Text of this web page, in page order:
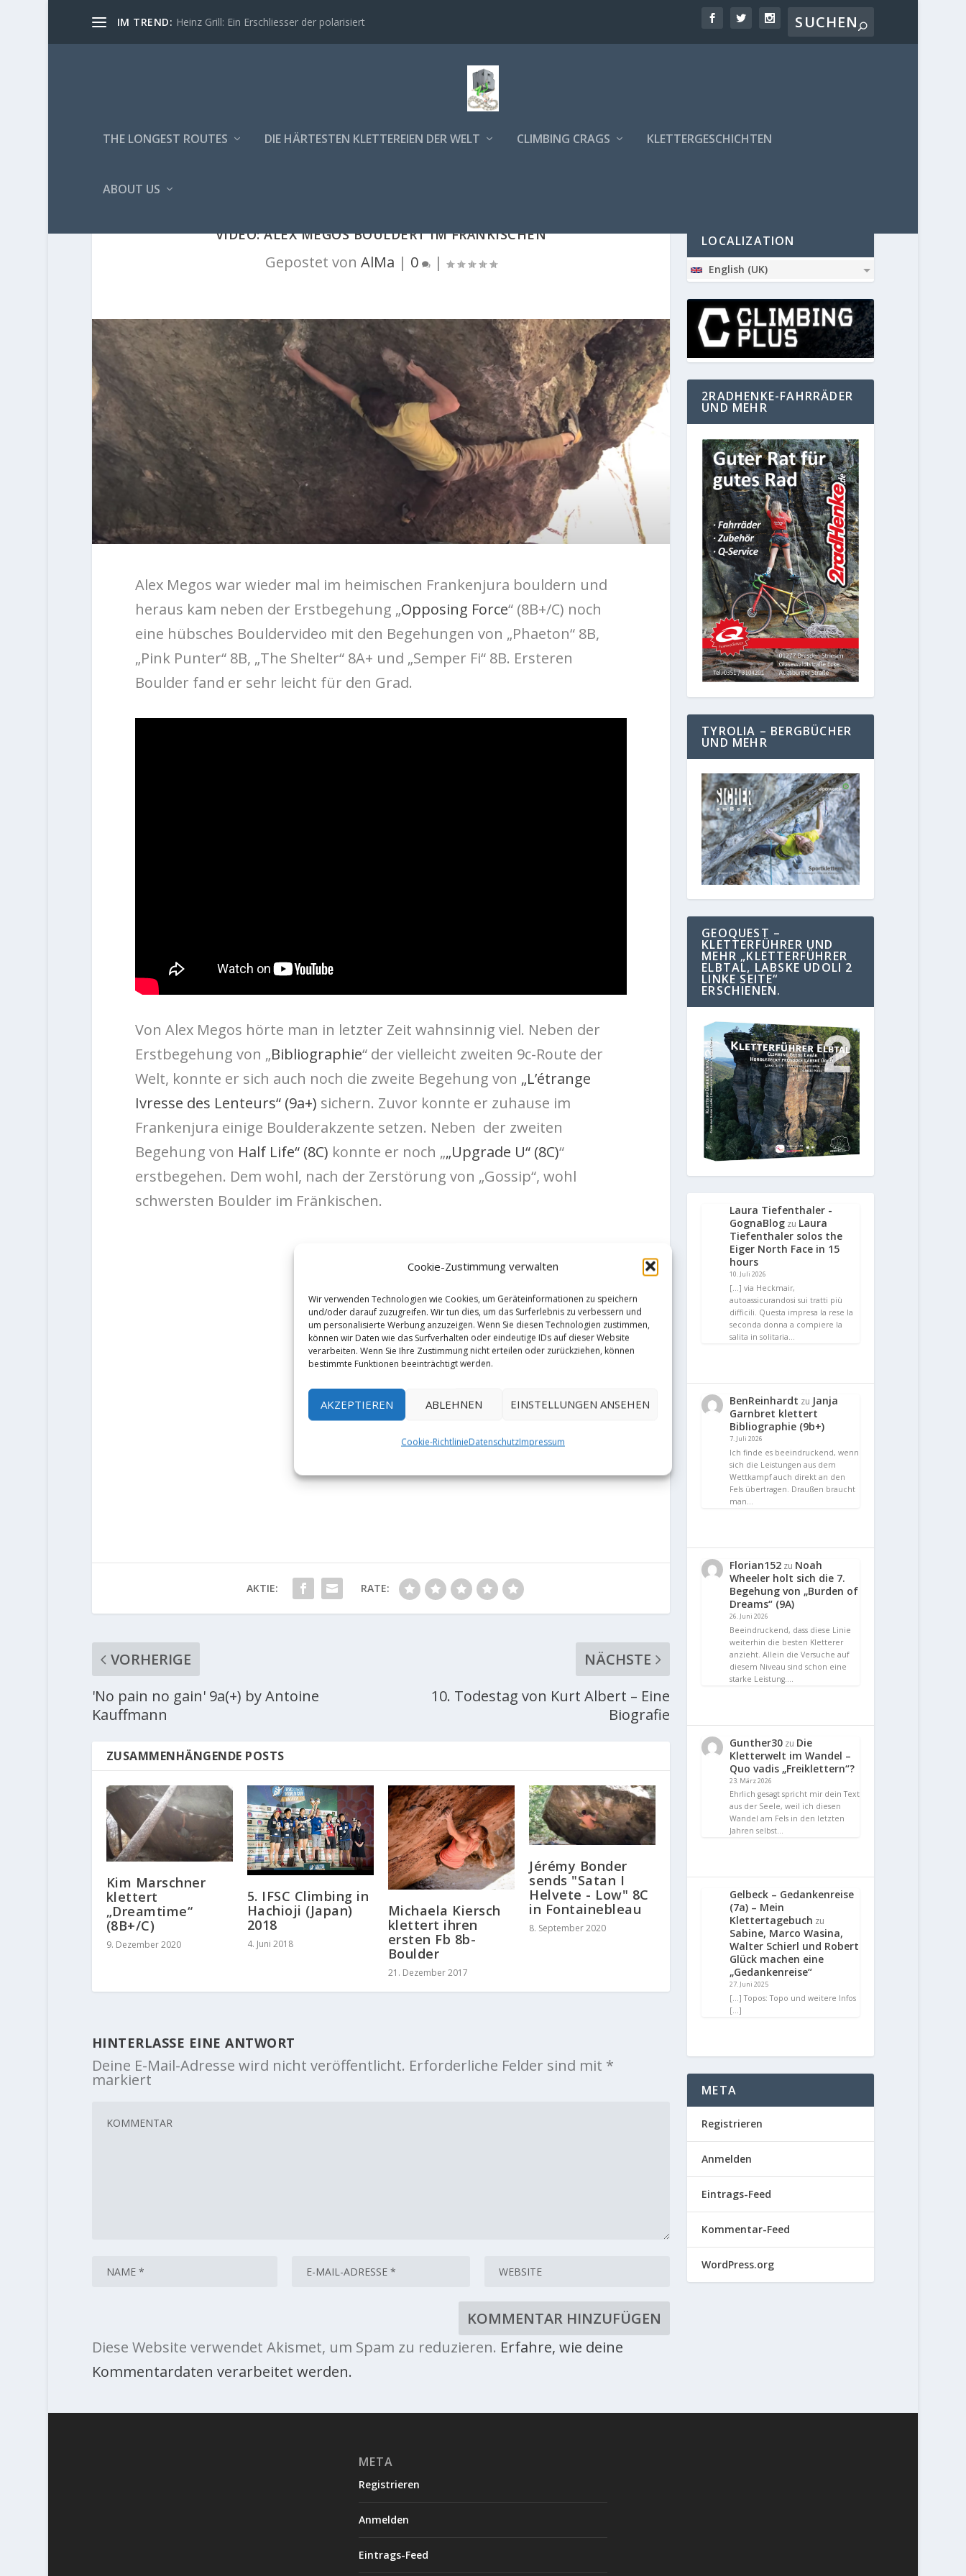
Cookie-Zustimmung verwalten
Wir verwenden Technologien wie Cookies, um Geräteinformationen zu speichern
und/oder darauf zuzugreifen. Wir tun dies, um das Surferlebnis zu verbessern und
um personalisierte Werbung anzuzeigen. Wenn Sie diesen Technologien zustimmen,
können wir Daten wie das Surfverhalten oder eindeutige IDs auf dieser Website
verarbeiten. Wenn Sie Ihre Zustimmung nicht erteilen oder zurückziehen, können
bestimmte Funktionen beeinträchtigt werden.
AKZEPTIEREN ABLEHNEN EINSTELLUNGEN ANSEHEN
Cookie-RichtlinieDatenschutzImpressum
IM TREND: Heinz Grill: Ein Erschliesser der polarisiert
THE LONGEST ROUTES DIE HÄRTESTEN KLETTEREIEN DER WELT CLIMBING CRAGS KLETTERGESCHICHTEN
ABOUT US
VIDEO: ALEX MEGOS BOULDERT IM FRÄNKISCHEN
Gepostet von AlMa | 0 |
Alex Megos war wieder mal im heimischen Frankenjura bouldern und
heraus kam neben der Erstbegehung „Opposing Force“ (8B+/C) noch
eine hübsches Bouldervideo mit den Begehungen von „Phaeton“ 8B,
„Pink Punter“ 8B, „The Shelter“ 8A+ und „Semper Fi“ 8B. Ersteren
Boulder fand er sehr leicht für den Grad.
Von Alex Megos hörte man in letzter Zeit wahnsinnig viel. Neben der
Erstbegehung von „Bibliographie“ der vielleicht zweiten 9c-Route der
Welt, konnte er sich auch noch die zweite Begehung von „L’étrange
Ivresse des Lenteurs“ (9a+) sichern. Zuvor konnte er zuhause im
Frankenjura einige Boulderakzente setzen. Neben der zweiten
Begehung von Half Life“ (8C) konnte er noch „„Upgrade U“ (8C)“
erstbegehen. Dem wohl, nach der Zerstörung von „Gossip“, wohl
schwersten Boulder im Fränkischen.
AKTIE: RATE:
VORHERIGE
'No pain no gain' 9a(+) by Antoine
Kauffmann
NÄCHSTE
10. Todestag von Kurt Albert – Eine
Biografie
ZUSAMMENHÄNGENDE POSTS
Kim Marschner
klettert
„Dreamtime“
(8B+/C)
9. Dezember 2020
5. IFSC Climbing in
Hachioji (Japan)
2018
4. Juni 2018
Michaela Kiersch
klettert ihren
ersten Fb 8b-
Boulder
21. Dezember 2017
Jérémy Bonder
sends "Satan I
Helvete - Low" 8C
in Fontainebleau
8. September 2020
HINTERLASSE EINE ANTWORT
Deine E-Mail-Adresse wird nicht veröffentlicht. Erforderliche Felder sind mit *
markiert
Diese Website verwendet Akismet, um Spam zu reduzieren. Erfahre, wie deine
Kommentardaten verarbeitet werden.
LOCALIZATION
English (UK)
2RADHENKE-FAHRRÄDER
UND MEHR
TYROLIA – BERGBÜCHER
UND MEHR
GEOQUEST –
KLETTERFÜHRER UND
MEHR „KLETTERFÜHRER
ELBTAL, LABSKE UDOLI 2
LINKE SEITE“
ERSCHIENEN.
Laura Tiefenthaler -
GognaBlog zu Laura
Tiefenthaler solos the
Eiger North Face in 15
hours
10. Juli 2026
[…] via Heckmair,
autoassicurandosi sui tratti più
difficili. Questa impresa la rese la
seconda donna a compiere la
salita in solitaria…
BenReinhardt zu Janja
Garnbret klettert
Bibliographie (9b+)
7. Juli 2026
Ich finde es beeindruckend, wenn
sich die Leistungen aus dem
Wettkampf auch direkt an den
Fels übertragen. Draußen braucht
man…
Florian152 zu Noah
Wheeler holt sich die 7.
Begehung von „Burden of
Dreams“ (9A)
26. Juni 2026
Beeindruckend, dass diese Linie
weiterhin die besten Kletterer
anzieht. Allein die Versuche auf
diesem Niveau sind schon eine
starke Leistung.…
Gunther30 zu Die
Kletterwelt im Wandel –
Quo vadis „Freiklettern“?
23. März 2026
Ehrlich gesagt spricht mir dein Text
aus der Seele, weil ich diesen
Wandel am Fels in den letzten
Jahren selbst…
Gelbeck – Gedankenreise
(7a) – Mein
Klettertagebuch zu
Sabine, Marco Wasina,
Walter Schierl und Robert
Glück machen eine
„Gedankenreise“
27. Juni 2025
[…] Topos: Topo und weitere Infos
[…]
META
Registrieren
Anmelden
Eintrags-Feed
Kommentar-Feed
WordPress.org
META
Registrieren
Anmelden
Eintrags-Feed